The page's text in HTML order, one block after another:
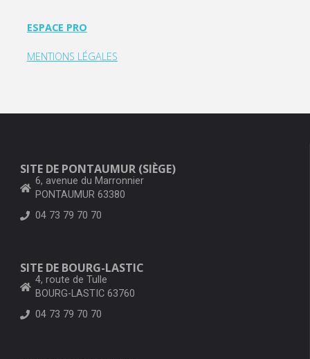
ESPACE PRO
MENTIONS LÉGALES
SITE DE PONTAUMUR (SIÈGE)
6, avenue du Marronnier
PONTAUMUR 63380
04 73 79 70 70
SITE DE BOURG-LASTIC
4, route de Tulle
BOURG-LASTIC 63760
04 73 79 70 70